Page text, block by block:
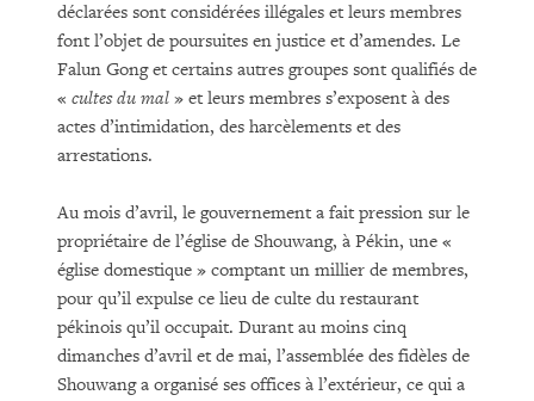
déclarées sont considérées illégales et leurs membres
font l’objet de poursuites en justice et d’amendes. Le
Falun Gong et certains autres groupes sont qualifiés de
« cultes du mal » et leurs membres s’exposent à des
actes d’intimidation, des harcèlements et des
arrestations.
Au mois d’avril, le gouvernement a fait pression sur le
propriétaire de l’église de Shouwang, à Pékin, une «
église domestique » comptant un millier de membres,
pour qu’il expulse ce lieu de culte du restaurant
pékinois qu’il occupait. Durant au moins cinq
dimanches d’avril et de mai, l’assemblée des fidèles de
Shouwang a organisé ses offices à l’extérieur, ce qui a